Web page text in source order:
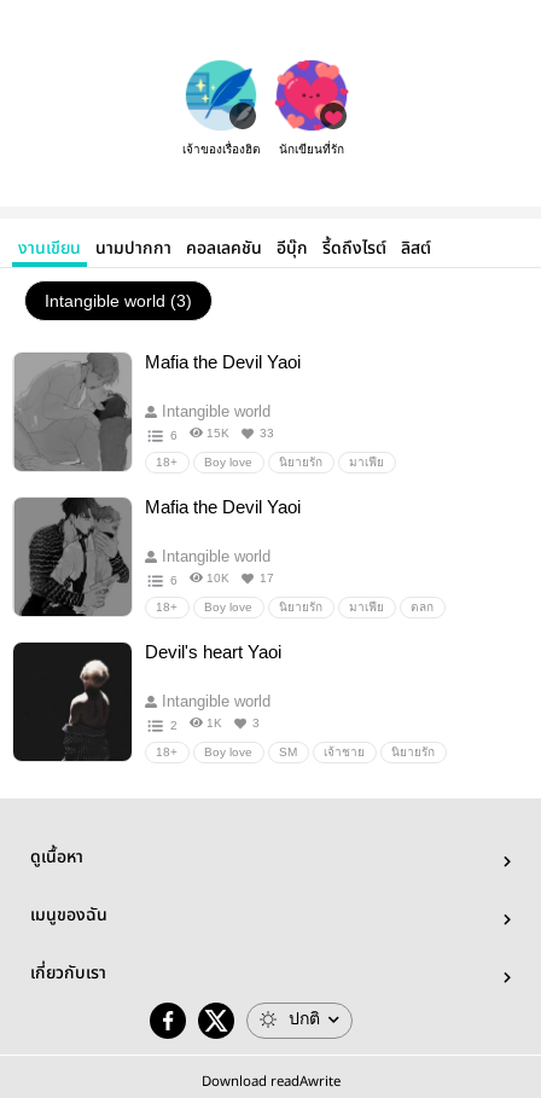
เจ้าของเรื่องฮิต นักเขียนที่รัก
งานเขียน นามปากกา คอลเลคชัน อีบุ๊ก รี้ดถึงไรต์ ลิสต์
Intangible world (3)
Mafia the Devil Yaoi
Intangible world
6 15K 33
18+ Boy love นิยายรัก มาเฟีย
Mafia the Devil Yaoi
Intangible world
6 10K 17
18+ Boy love นิยายรัก มาเฟีย ตลก
Devil's heart Yaoi
Intangible world
2 1K 3
18+ Boy love SM เจ้าชาย นิยายรัก
ดูเนื้อหา
เมนูของฉัน
เกี่ยวกับเรา
ปกติ
Download readAwrite